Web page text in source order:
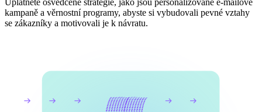
Uplatněte osvědčené strategie, jako jsou personalizované e-mailové
kampaně a věrnostní programy, abyste si vybudovali pevné vztahy
se zákazníky a motivovali je k návratu.